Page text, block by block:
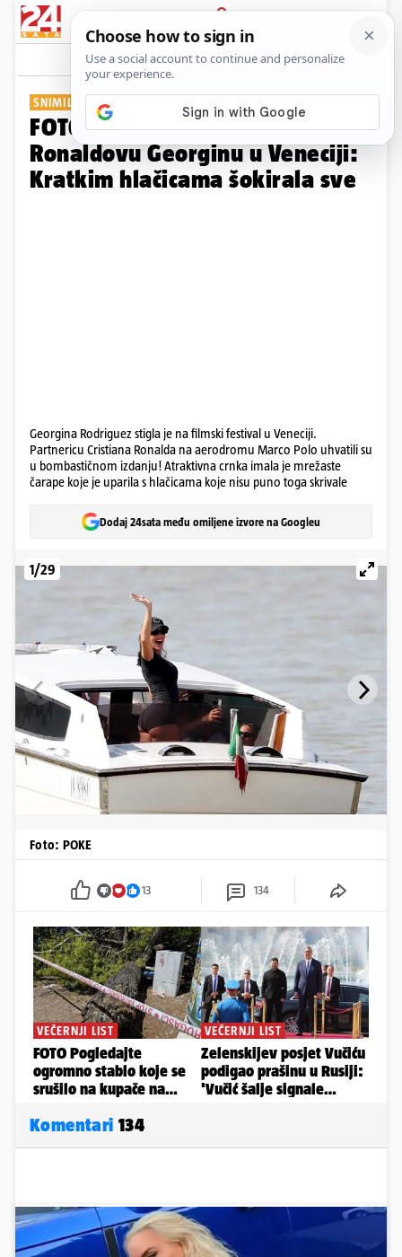
PRIJAVA
Galerija Komentari
SNIMILI JE NA AERODROMU
FOTO Mamma mia! Pogledajte
Ronaldovu Georginu u Veneciji:
Kratkim hlačicama šokirala sve
Georgina Rodriguez stigla je na filmski festival u Veneciji.
Partnericu Cristiana Ronalda na aerodromu Marco Polo uhvatili su
u bombastičnom izdanju! Atraktivna crnka imala je mrežaste
čarape koje je uparila s hlačicama koje nisu puno toga skrivale
Dodaj 24sata među omiljene izvore na Googleu
1/29
Foto: POKE
13 134
Komentari 134